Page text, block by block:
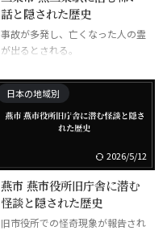
話と隠された歴史
事故が多発し、亡くなった人の霊
が出るとされる。
日本の地域別
2026/5/12
燕市 燕市役所旧庁舎に潜む
怪談と隠された歴史
旧市役所での怪奇現象が報告され